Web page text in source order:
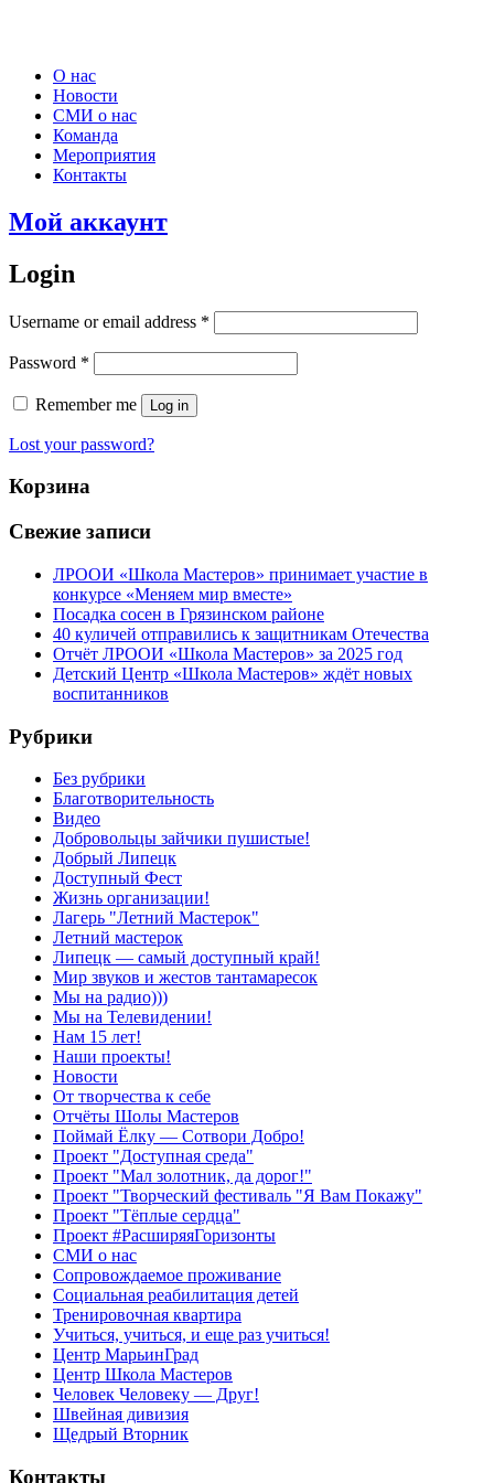
О нас
Новости
СМИ о нас
Команда
Мероприятия
Контакты
Мой аккаунт
Login
Username or email address *
Password *
Remember me Log in
Lost your password?
Корзина
Свежие записи
ЛРООИ «Школа Мастеров» принимает участие в
конкурсе «Меняем мир вместе»
Посадка сосен в Грязинском районе
40 куличей отправились к защитникам Отечества
Отчёт ЛРООИ «Школа Мастеров» за 2025 год
Детский Центр «Школа Мастеров» ждёт новых
воспитанников
Рубрики
Без рубрики
Благотворительность
Видео
Добровольцы зайчики пушистые!
Добрый Липецк
Доступный Фест
Жизнь организации!
Лагерь "Летний Мастерок"
Летний мастерок
Липецк — самый доступный край!
Мир звуков и жестов тантамаресок
Мы на радио)))
Мы на Телевидении!
Нам 15 лет!
Наши проекты!
Новости
От творчества к себе
Отчёты Шолы Мастеров
Поймай Ёлку — Сотвори Добро!
Проект "Доступная среда"
Проект "Мал золотник, да дорог!"
Проект "Творческий фестиваль "Я Вам Покажу"
Проект "Тёплые сердца"
Проект #РасширяяГоризонты
СМИ о нас
Сопровождаемое проживание
Социальная реабилитация детей
Тренировочная квартира
Учиться, учиться, и еще раз учиться!
Центр МарьинГрад
Центр Школа Мастеров
Человек Человеку — Друг!
Швейная дивизия
Щедрый Вторник
Контакты